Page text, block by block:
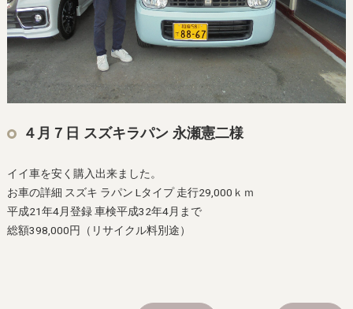
４月７日 スズキラパン 永瀬憲二様
イイ車を安く購入出来ました。
お車の詳細 スズキ ラパン Lタイプ 走行29,000ｋｍ
平成21年4月登録 車検平成32年4月まで
総額398,000円（リサイクル料別途）